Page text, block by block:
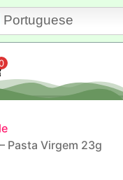
Portuguese
Pasta Virgem 23g